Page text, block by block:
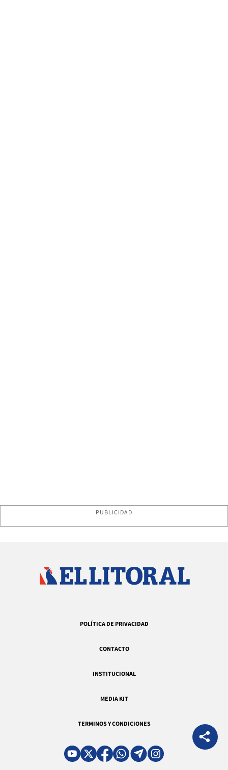
PUBLICIDAD
POLÍTICA DE PRIVACIDAD
CONTACTO
INSTITUCIONAL
MEDIA KIT
TERMINOS Y CONDICIONES